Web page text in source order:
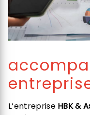
L’entreprise HBK &